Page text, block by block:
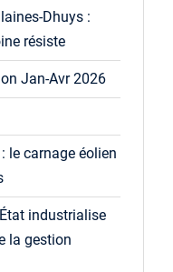
Dhuys :
résiste
Jan-Avr 2026
le carnage éolien
industrialise
la gestion